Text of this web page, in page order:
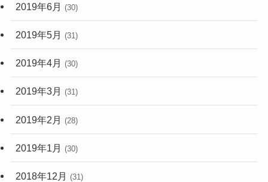
2019年6月 (30)
2019年5月 (31)
2019年4月 (30)
2019年3月 (31)
2019年2月 (28)
2019年1月 (30)
2018年12月 (31)